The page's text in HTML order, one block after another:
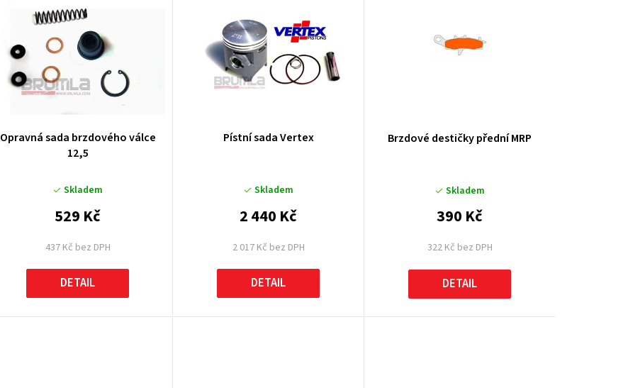
Opravná sada brzdového válce
12,5
Skladem
437 Kč bez DPH
529 Kč
DETAIL
Pístní sada Vertex
Skladem
2 017 Kč bez DPH
2 440 Kč
DETAIL
Brzdové destičky přední MRP
Skladem
322 Kč bez DPH
390 Kč
DETAIL